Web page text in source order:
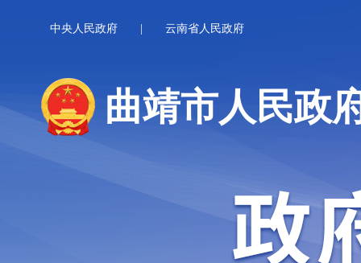
中央人民政府 云南省人民政府
曲靖市人民政